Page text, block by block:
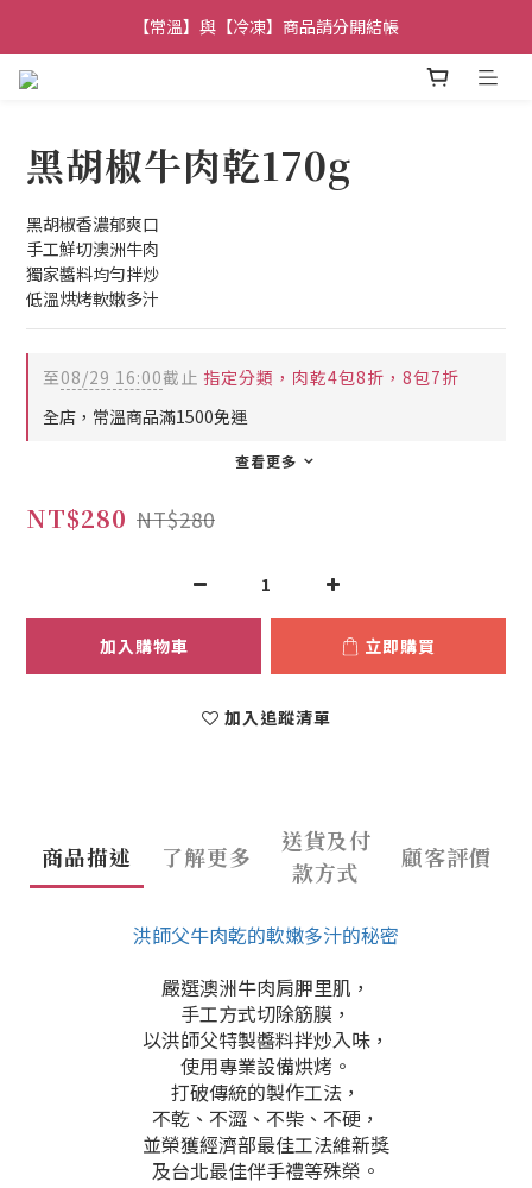
加入會員獲得【100元】購物金
【常溫】與【冷凍】商品請分開結帳
黑胡椒牛肉乾170g
黑胡椒香濃郁爽口
手工鮮切澳洲牛肉
獨家醬料均勻拌炒
低溫烘烤軟嫩多汁
至08/29 16:00截止 指定分類，肉乾4包8折，8包7折
全店，常溫商品滿1500免運
查看更多
NT$280 NT$280
加入購物車 立即購買
加入追蹤清單
商品描述 了解更多
送貨及付
款方式
顧客評價
洪師父牛肉乾的軟嫩多汁的秘密
嚴選澳洲牛肉肩胛里肌，
手工方式切除筋膜，
以洪師父特製醬料拌炒入味，
使用專業設備烘烤。
打破傳統的製作工法，
不乾、不澀、不柴、不硬，
並榮獲經濟部最佳工法維新獎
及台北最佳伴手禮等殊榮。